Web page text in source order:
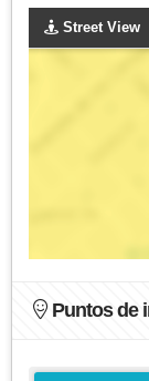
Street View
Puntos de